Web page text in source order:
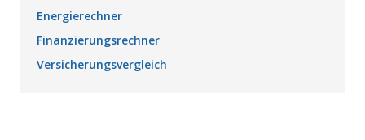
Energierechner
Finanzierungsrechner
Versicherungsvergleich